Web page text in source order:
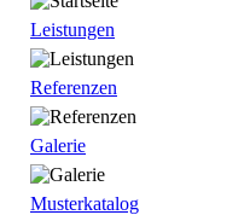
Leistungen
Referenzen
Galerie
Musterkatalog